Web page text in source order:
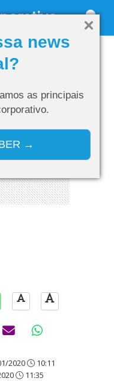
news
as principais
→
2020 10:11
11:35